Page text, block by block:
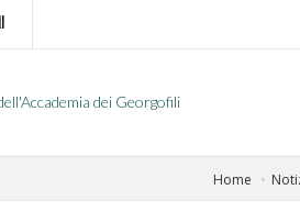
dei Georgofili
Home